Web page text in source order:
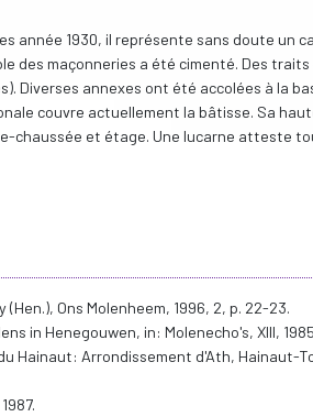
année 1930, il représente sans doute un
des maçonneries a été cimenté. Des
Diverses annexes ont été accolées à la
couvre actuellement la bâtisse. Sa
chaussée et étage. Une lucarne atteste
Ons Molenheem, 1996, 2, p. 22-23.
in Henegouwen, in: Molenecho's, XIII,
Hainaut: Arrondissement d'Ath, Hainaut-